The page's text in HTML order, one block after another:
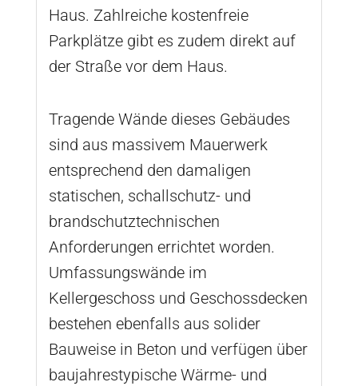
Haus. Zahlreiche kostenfreie
Parkplätze gibt es zudem direkt auf
der Straße vor dem Haus.
Tragende Wände dieses Gebäudes
sind aus massivem Mauerwerk
entsprechend den damaligen
statischen, schallschutz- und
brandschutztechnischen
Anforderungen errichtet worden.
Umfassungswände im
Kellergeschoss und Geschossdecken
bestehen ebenfalls aus solider
Bauweise in Beton und verfügen über
baujahrestypische Wärme- und